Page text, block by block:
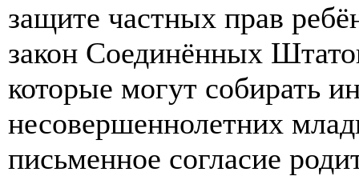
защите частных прав
закон Соединённых
которые могут собирать
несовершеннолетних
письменное согласие